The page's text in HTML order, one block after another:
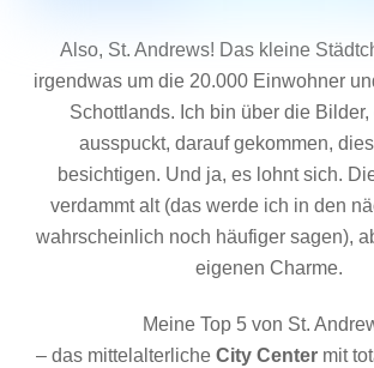
Also, St. Andrews! Das kleine
irgendwas um die 20.000 Einwohner
Schottlands. Ich bin über die
ausspuckt, darauf gekommen,
besichtigen. Und ja, es lohnt sich.
verdammt alt (das werde ich in den
wahrscheinlich noch häufiger sagen),
eigenen Charme.
Meine Top 5 von St.
– das mittelalterliche City Center mit